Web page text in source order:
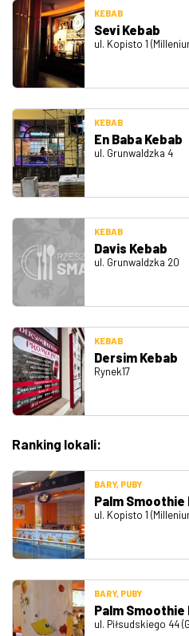
KEBAB
Sevi Kebab
ul. Kopisto 1
KEBAB
En Baba Kebab
ul. Grunwaldzka 4
KEBAB
Davis Kebab
ul. Grunwaldzka 20
KEBAB
Dersim Kebab
Rynek17
Ranking lokali:
BARY, PUBY
Palm Smoothie
ul. Kopisto 1
BARY, PUBY
Palm Smoothie
ul. Piłsudskiego 44